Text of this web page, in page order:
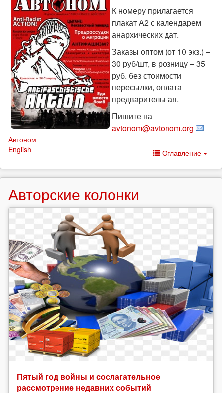
К номеру прилагается
плакат А2 с календарем
анархических дат.
Заказы оптом (от 10 экз.) –
30 руб/шт, в розницу – 35
руб. без стоимости
пересылки, оплата
предварительная.
Пишите на
avtonom@avtonom.org
Автоном
Оглавление
English
Авторские колонки
Пятый год войны и сослагательное
рассмотрение недавних событий